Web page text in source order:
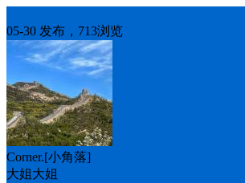
05-30 发布，713浏览
Corner.[小角落]
大姐大姐